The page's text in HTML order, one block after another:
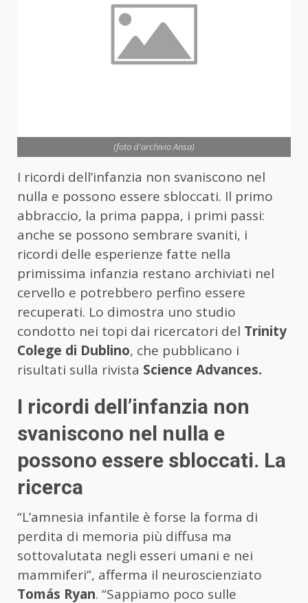
(foto d'archivio Ansa)
I ricordi dell’infanzia non svaniscono nel
nulla e possono essere sbloccati. Il primo
abbraccio, la prima pappa, i primi passi:
anche se possono sembrare svaniti, i
ricordi delle esperienze fatte nella
primissima infanzia restano archiviati nel
cervello e potrebbero perfino essere
recuperati. Lo dimostra uno studio
condotto nei topi dai ricercatori del Trinity
Colege di Dublino, che pubblicano i
risultati sulla rivista Science Advances.
I ricordi dell’infanzia non
svaniscono nel nulla e
possono essere sbloccati. La
ricerca
“L’amnesia infantile è forse la forma di
perdita di memoria più diffusa ma
sottovalutata negli esseri umani e nei
mammiferi”, afferma il neuroscienziato
Tomás Ryan. “Sappiamo poco sulle